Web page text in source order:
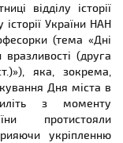
відділу історії
історії України НАН
(тема «Дні
(друга
яка, зокрема,
Дня міста в
з моменту
протистояли
укріпленню